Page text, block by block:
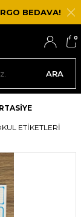
BEDAVA!
ARA
0
ETIKETLERI